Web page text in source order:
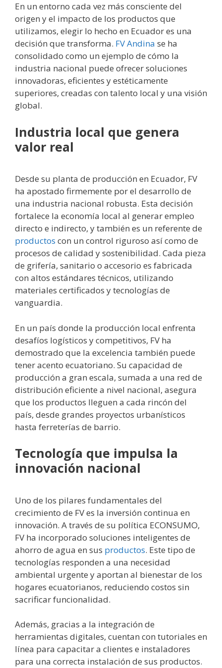
En un entorno cada vez más consciente del
origen y el impacto de los productos que
utilizamos, elegir lo hecho en Ecuador es una
decisión que transforma. FV Andina se ha
consolidado como un ejemplo de cómo la
industria nacional puede ofrecer soluciones
innovadoras, eficientes y estéticamente
superiores, creadas con talento local y una visión
global.
Industria local que genera
valor real
Desde su planta de producción en Ecuador, FV
ha apostado firmemente por el desarrollo de
una industria nacional robusta. Esta decisión
fortalece la economía local al generar empleo
directo e indirecto, y también es un referente de
productos con un control riguroso así como de
procesos de calidad y sostenibilidad. Cada pieza
de grifería, sanitario o accesorio es fabricada
con altos estándares técnicos, utilizando
materiales certificados y tecnologías de
vanguardia.
En un país donde la producción local enfrenta
desafíos logísticos y competitivos, FV ha
demostrado que la excelencia también puede
tener acento ecuatoriano. Su capacidad de
producción a gran escala, sumada a una red de
distribución eficiente a nivel nacional, asegura
que los productos lleguen a cada rincón del
país, desde grandes proyectos urbanísticos
hasta ferreterías de barrio.
Tecnología que impulsa la
innovación nacional
Uno de los pilares fundamentales del
crecimiento de FV es la inversión continua en
innovación. A través de su política ECONSUMO,
FV ha incorporado soluciones inteligentes de
ahorro de agua en sus productos. Este tipo de
tecnologías responden a una necesidad
ambiental urgente y aportan al bienestar de los
hogares ecuatorianos, reduciendo costos sin
sacrificar funcionalidad.
Además, gracias a la integración de
herramientas digitales, cuentan con tutoriales en
línea para capacitar a clientes e instaladores
para una correcta instalación de sus productos.